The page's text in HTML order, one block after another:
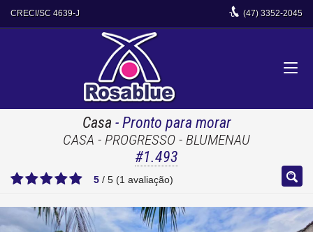
CRECI/SC 4639-J (47) 3352-2045
Casa - Pronto para morar
CASA - PROGRESSO - BLUMENAU
#1.493
5 / 5 (1 avaliação)